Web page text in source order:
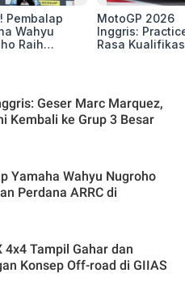
Pembalap
Wahyu
Raih
MotoGP 2026
Inggris:
Rasa
Silverstone!
Geser Marc Marquez,
Kembali ke Grup 3 Besar
Yamaha Wahyu Nugroho
Perdana ARRC di
4x4 Tampil Gahar dan
Konsep Off-road di GIIAS